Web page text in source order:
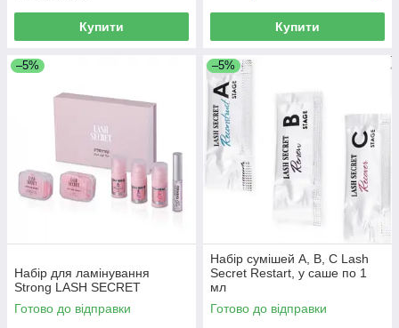
Купити Купити
–5%
Набір для ламінування
Strong LASH SECRET
Готово до відправки
–5%
Набір сумішей А, В, С Lash
Secret Restart, у саше по 1
мл
Готово до відправки